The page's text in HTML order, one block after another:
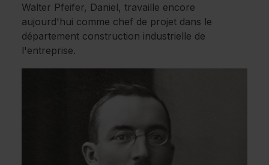
Walter Pfeifer, Daniel, travaille encore
aujourd'hui comme chef de projet dans le
département construction industrielle de
l'entreprise.